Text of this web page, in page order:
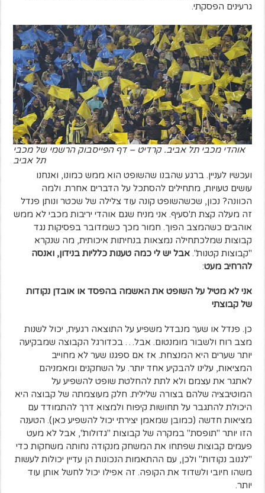
גרעינים הפסקתי.
אוהדי מכבי תל אביב. קרדיט – דף הפייסבוק הרשמי של מכבי
תל אביב
ועכשיו לעניין. ברגע שהבנו שהשופט הוא ממש כמונו, ואנחנו
עושים טעויות, מתחילים להסתכל על הדברים אחרת. ולמה
הכוונה? נכון, שכשהשופט קונה עוד צלילה של שכטר ונותן פנדל
זה מעלה קצת ת'סעיף. אני מניח שגם אוהדי יריבות מכבי לא ממש
אוהבים כשהמצב הפוך. חמור מכך כשמדובר בפסיקות נגד
קבוצות שמלכתחילה נמצאות בנחיתות איכותית, מה שנקרא
"קבוצות קטנות".אבל יש לי כמה טענות כלליות בנידון, ואנסה
להרחיב מעט:
אני לא מטיל על השופט את האשמה בהפסד או אובדן נקודות
של קבוצתי
כן. פנדל או שער מנבדל משפיע על התוצאה רגעית, יכול לשנות
מצב רוח ולשבור מומנטום. אבל… בכדורגל הקבוצה שמבקיעה
יותר שערים היא המנצחת. אז אם ספגנו שער לא מחוייב
המציאות, עלינו להבקיע אחד יותר. על השחקנים ומאמניהם
לאתגר את עצמם ולא לתת להחלטת שופט להשפיע על
המוטיבציה שלהם בצורה שלילית. חלק מעוצמתה של קבוצה היא
היכולת להתגבר על תחושות קיפוח ולמצוא דרך להתמודד עם
מציאות חדשה (כמובן שמאמן יצירתי יכול להשפיע כאן). הטענה
הזו יותר "תופסת" במקרה של קבוצות "גדולות", אבל לא מעט
פעמים קבוצות שפתחו את המשחק מנקודה נחותה משחקות כדי
"לגנוב נקודות" ולכן, עם ההתאמות הנכונות הן עדיין יכולות לעשות
משהו חיובי ולשדוד את הקופה. זה אפילו יכול לחשל אותן עוד
יותר.